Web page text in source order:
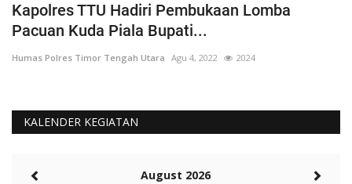
Kapolres TTU Hadiri Pembukaan Lomba
Pacuan Kuda Piala Bupati...
Humas Polres Timor Tengah Utara Agu 4, 2022 2024
KALENDER KEGIATAN
August 2026